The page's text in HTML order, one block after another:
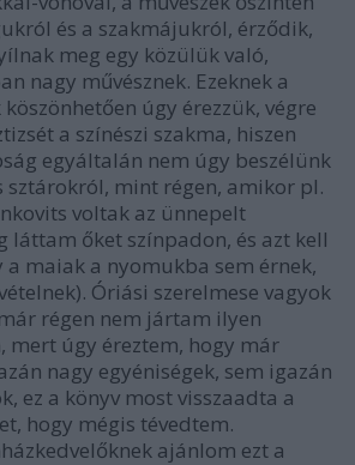
és a szakmájukról, érződik,
meg egy közülük való,
nagy művésznek. Ezeknek a
úgy érezzük, végre
a színészi szakma, hiszen
egyáltalán nem úgy beszélünk
sztárokról, mint régen, amikor pl.
voltak az ünnepelt
láttam őket színpadon, és azt kell
maiak a nyomukba sem érnek,
Óriási szerelmese vagyok
régen nem jártam ilyen
mert úgy éreztem, hogy már
nagy egyéniségek, sem igazán
ez a könyv most visszaadta a
hogy mégis tévedtem.
ajánlom ezt a